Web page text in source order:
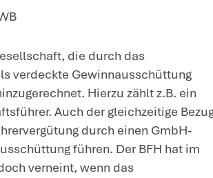
die
von der
BMF
als auch
die Höhe